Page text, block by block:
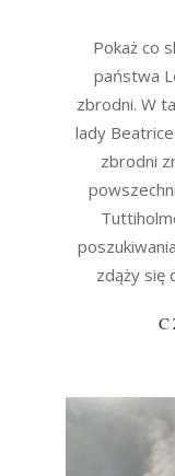
Pokaż co
państwa
zbrodni. W
lady
zbrodni
zdąży się